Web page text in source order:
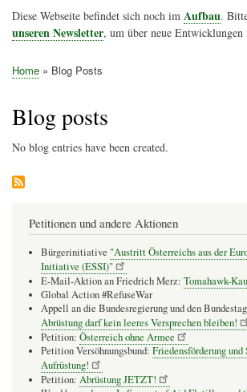
Diese Webseite befindet sich noch im Aufbau.
unseren Newsletter, um über neue
Home Blog Posts
Blog posts
No blog entries have been created.
Petitionen und andere Aktionen
Bürgerinitiative "Austritt Österreichs aus der
Initiative (ESSI)"
E-Mail-Aktion an Friedrich Merz: Tomahawk-
Global Action #RefuseWar
Appell an die Bundesregierung und den
Abrüstung darf kein leeres Versprechen bleiben!
Petition: Österreich ohne Armee
Petition Versöhnungsbund: Friedensförderung
Aufrüstung!
Petition: Abrüstung JETZT!